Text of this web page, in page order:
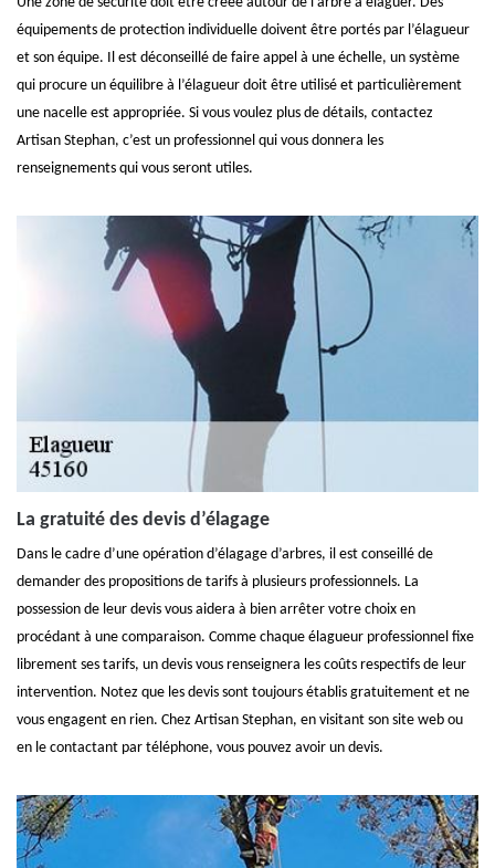
équipements de protection individuelle doivent être portés par l’élagueur
et son équipe. Il est déconseillé de faire appel à une échelle, un système
qui procure un équilibre à l’élagueur doit être utilisé et particulièrement
une nacelle est appropriée. Si vous voulez plus de détails, contactez
Artisan Stephan, c’est un professionnel qui vous donnera les
renseignements qui vous seront utiles.
La gratuité des devis d’élagage
Dans le cadre d’une opération d’élagage d’arbres, il est conseillé de
demander des propositions de tarifs à plusieurs professionnels. La
possession de leur devis vous aidera à bien arrêter votre choix en
procédant à une comparaison. Comme chaque élagueur professionnel fixe
librement ses tarifs, un devis vous renseignera les coûts respectifs de leur
intervention. Notez que les devis sont toujours établis gratuitement et ne
vous engagent en rien. Chez Artisan Stephan, en visitant son site web ou
en le contactant par téléphone, vous pouvez avoir un devis.